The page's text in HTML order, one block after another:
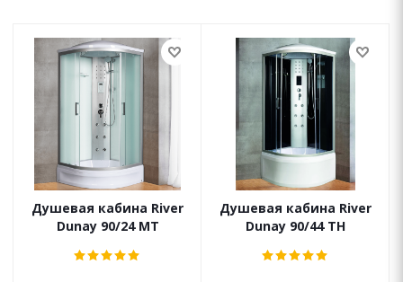
Душевая кабина River
Dunay 90/24 МТ
Душевая кабина River
Dunay 90/44 ТН